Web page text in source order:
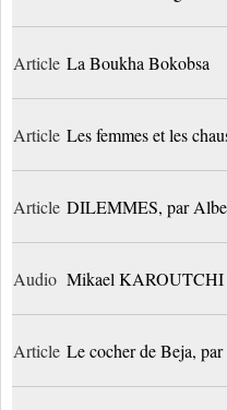
Article La Boukha Bokobsa
Article Les femmes et les
Article DILEMMES, par
Audio Mikael KAROUTCHI
Article Le cocher de Beja,